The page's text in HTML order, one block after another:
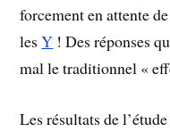
forcement en attente
lesY ! Des réponses
mal le traditionnel «
Les résultats de